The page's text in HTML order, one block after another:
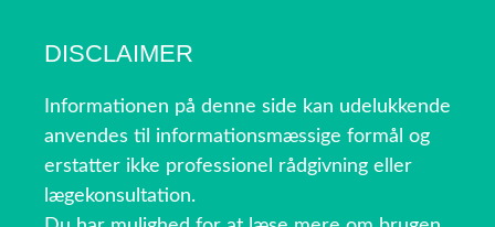
DISCLAIMER
Informationen på denne side kan udelukkende
anvendes til informationsmæssige formål og
erstatter ikke professionel rådgivning eller
lægekonsultation.